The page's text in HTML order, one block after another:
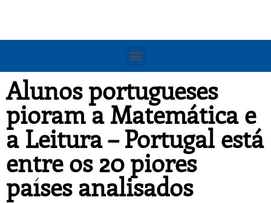
Alunos portugueses
pioram a Matemática e
a Leitura – Portugal está
entre os 20 piores
países analisados